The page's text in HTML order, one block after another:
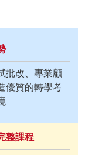
批改、專業顧
優質的轉學考
整課程